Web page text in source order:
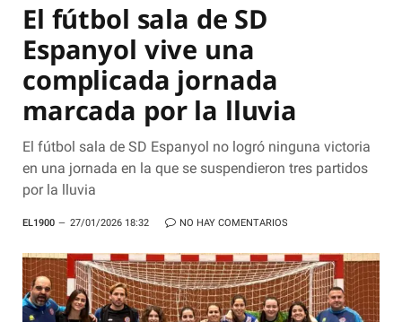
El fútbol sala de SD
Espanyol vive una
complicada jornada
marcada por la lluvia
El fútbol sala de SD Espanyol no logró ninguna victoria
en una jornada en la que se suspendieron tres partidos
por la lluvia
EL1900 27/01/2026 18:32 NO HAY COMENTARIOS